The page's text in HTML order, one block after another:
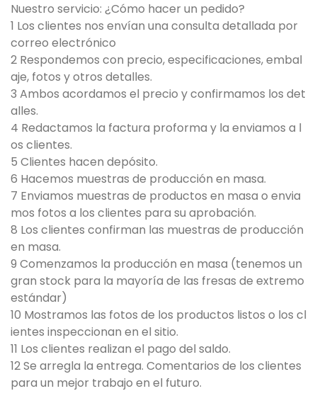
Nuestro servicio: ¿Cómo hacer un pedido?
1 Los clientes nos envían una consulta detallada por
correo electrónico
2 Respondemos con precio, especificaciones, embal
aje, fotos y otros detalles.
3 Ambos acordamos el precio y confirmamos los det
alles.
4 Redactamos la factura proforma y la enviamos a l
os clientes.
5 Clientes hacen depósito.
6 Hacemos muestras de producción en masa.
7 Enviamos muestras de productos en masa o envia
mos fotos a los clientes para su aprobación.
8 Los clientes confirman las muestras de producción
en masa.
9 Comenzamos la producción en masa (tenemos un
gran stock para la mayoría de las fresas de extremo
estándar)
10 Mostramos las fotos de los productos listos o los cl
ientes inspeccionan en el sitio.
11 Los clientes realizan el pago del saldo.
12 Se arregla la entrega. Comentarios de los clientes
para un mejor trabajo en el futuro.